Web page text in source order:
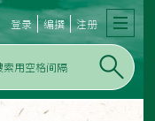
登录 编撰 注册